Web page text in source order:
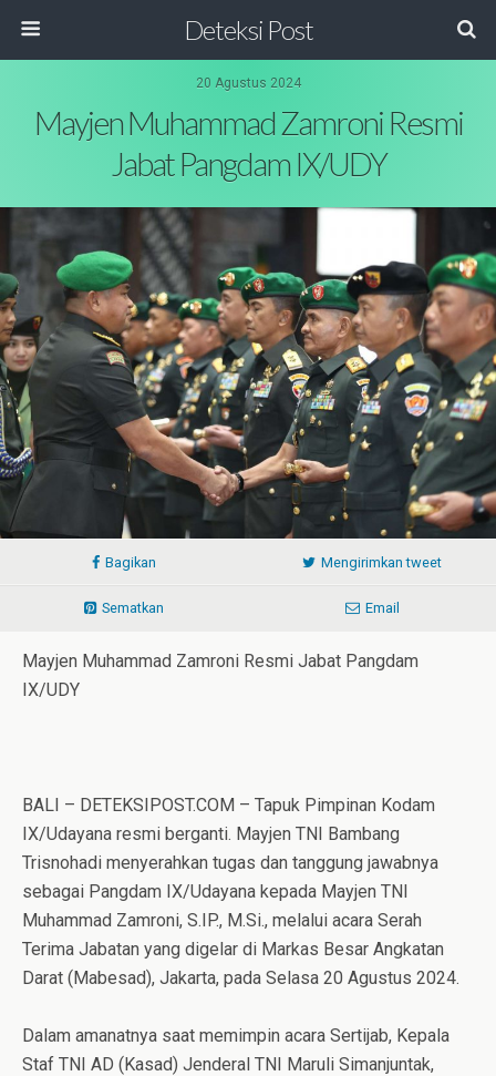
Deteksi Post
20 Agustus 2024
Mayjen Muhammad Zamroni Resmi
Jabat Pangdam IX/UDY
Bagikan Mengirimkan tweet
Sematkan Email
Mayjen Muhammad Zamroni Resmi Jabat Pangdam
IX/UDY
BALI – DETEKSIPOST.COM – Tapuk Pimpinan Kodam
IX/Udayana resmi berganti. Mayjen TNI Bambang
Trisnohadi menyerahkan tugas dan tanggung jawabnya
sebagai Pangdam IX/Udayana kepada Mayjen TNI
Muhammad Zamroni, S.IP., M.Si., melalui acara Serah
Terima Jabatan yang digelar di Markas Besar Angkatan
Darat (Mabesad), Jakarta, pada Selasa 20 Agustus 2024.
Dalam amanatnya saat memimpin acara Sertijab, Kepala
Staf TNI AD (Kasad) Jenderal TNI Maruli Simanjuntak,